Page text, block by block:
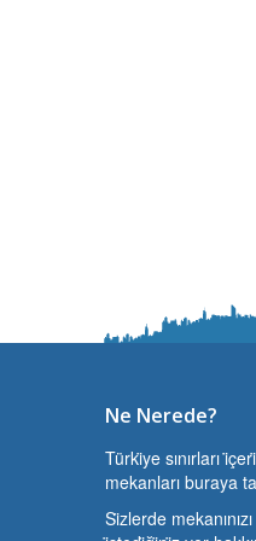
Ne Nerede?
Türki̇ye sınırları
mekanları buraya
Si̇zlerde